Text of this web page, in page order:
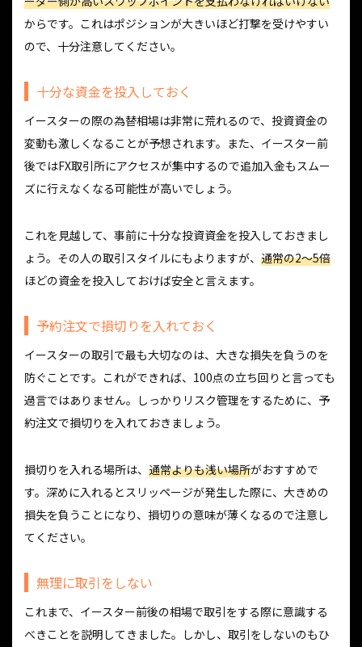
からです。これはポジションが大きいほど打撃を受けやすい
ので、十分注意してください。
十分な資金を投入しておく
イースターの際の為替相場は非常に荒れるので、投資資金の
変動も激しくなることが予想されます。また、イースター前
後ではFX取引所にアクセスが集中するので追加入金もスムー
ズに行えなくなる可能性が高いでしょう。
これを見越して、事前に十分な投資資金を投入しておきまし
ょう。その人の取引スタイルにもよりますが、 通常の2〜5倍
ほどの資金を投入しておけば安全と言えます。
予約注文で損切りを入れておく
イースターの取引で最も大切なのは、大きな損失を負うのを
防ぐことです。これができれば、100点の立ち回りと言っても
過言ではありません。しっかりリスク管理をするために、予
約注文で損切りを入れておきましょう。
損切りを入れる場所は、 通常よりも浅い場所がおすすめで
す。深めに入れるとスリッページが発生した際に、大きめの
損失を負うことになり、損切りの意味が薄くなるので注意し
てください。
無理に取引をしない
これまで、イースター前後の相場で取引をする際に意識する
べきことを説明してきました。しかし、取引をしないのもひ